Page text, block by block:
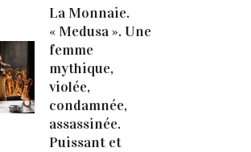
La Monnaie.
« Medusa ». Une
femme
mythique,
violée,
condamnée,
assassinée.
Puissant et